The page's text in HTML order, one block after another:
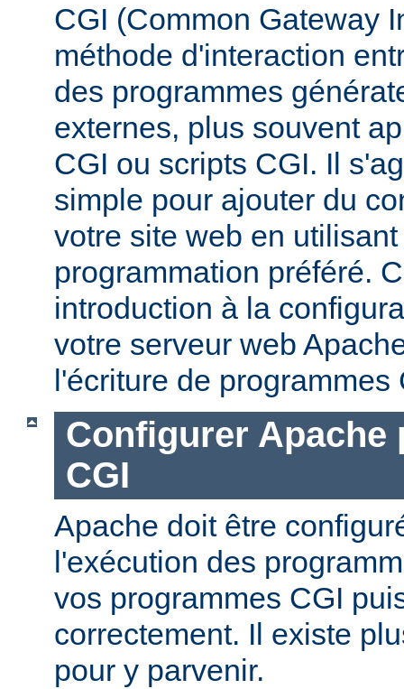
CGI (Common Gateway
méthode d'interaction
des programmes
externes, plus souvent
CGI ou scripts CGI. Il
simple pour ajouter du
votre site web en
programmation préféré.
introduction à la
votre serveur web
l'écriture de programmes
Configurer Apache
CGI
Apache doit être
l'exécution des
vos programmes CGI
correctement. Il existe
pour y parvenir.